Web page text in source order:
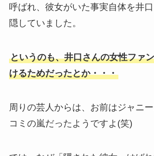
呼ばれ、彼女がいた事実自体を井
隠していました。
というのも、井口さんの女性ファ
けるためだったとか・・・
周りの芸人からは、お前はジャニ
コミの嵐だったようですよ(笑)